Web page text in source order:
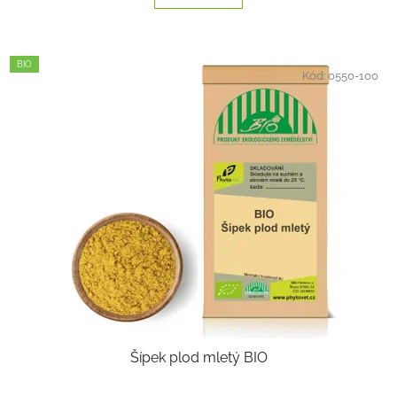
BIO
Šípek plod mletý BIO
Kód:0550-100